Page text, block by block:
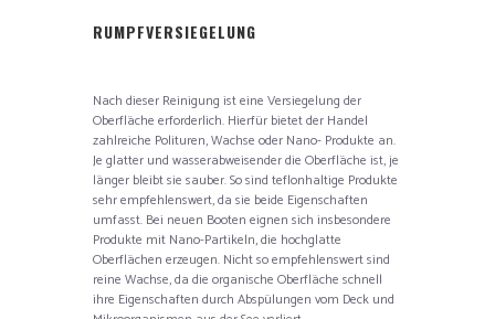
RUMPFVERSIEGELUNG
Nach dieser Reinigung ist eine Versiegelung der
Oberfläche erforderlich. Hierfür bietet der Handel
zahlreiche Polituren, Wachse oder Nano- Produkte an.
Je glatter und wasserabweisender die Oberfläche ist, je
länger bleibt sie sauber. So sind teflonhaltige Produkte
sehr empfehlenswert, da sie beide Eigenschaften
umfasst. Bei neuen Booten eignen sich insbesondere
Produkte mit Nano-Partikeln, die hochglatte
Oberflächen erzeugen. Nicht so empfehlenswert sind
reine Wachse, da die organische Oberfläche schnell
ihre Eigenschaften durch Abspülungen vom Deck und